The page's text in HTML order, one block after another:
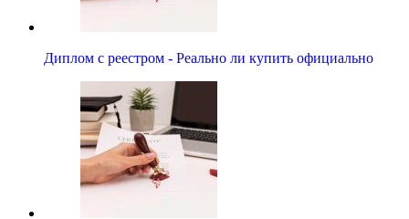
Диплом с реестром - Реально ли купить официально